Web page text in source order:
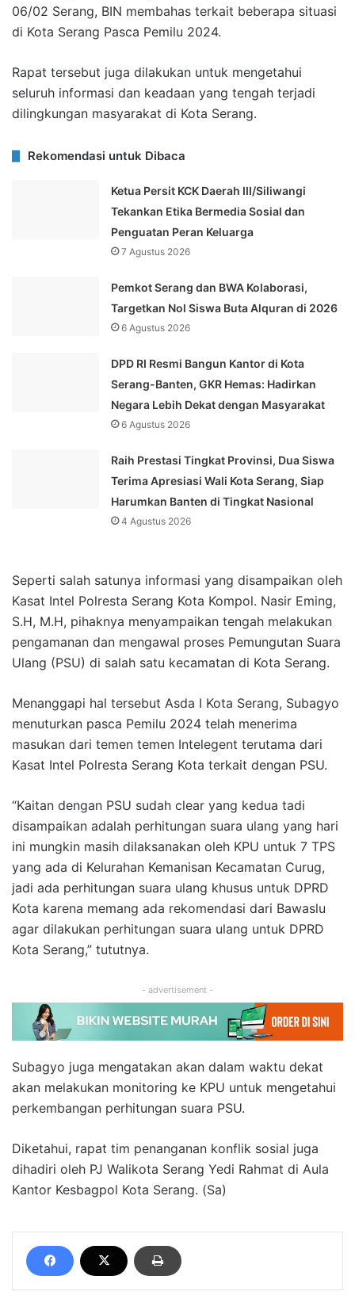
06/02 Serang, BIN membahas terkait beberapa situasi
di Kota Serang Pasca Pemilu 2024.
Rapat tersebut juga dilakukan untuk mengetahui
seluruh informasi dan keadaan yang tengah terjadi
dilingkungan masyarakat di Kota Serang.
Rekomendasi untuk Dibaca
Ketua Persit KCK Daerah III/Siliwangi
Tekankan Etika Bermedia Sosial dan
Penguatan Peran Keluarga
7 Agustus 2026
Pemkot Serang dan BWA Kolaborasi,
Targetkan Nol Siswa Buta Alquran di 2026
6 Agustus 2026
DPD RI Resmi Bangun Kantor di Kota
Serang-Banten, GKR Hemas: Hadirkan
Negara Lebih Dekat dengan Masyarakat
6 Agustus 2026
Raih Prestasi Tingkat Provinsi, Dua Siswa
Terima Apresiasi Wali Kota Serang, Siap
Harumkan Banten di Tingkat Nasional
4 Agustus 2026
Seperti salah satunya informasi yang disampaikan oleh
Kasat Intel Polresta Serang Kota Kompol. Nasir Eming,
S.H, M.H, pihaknya menyampaikan tengah melakukan
pengamanan dan mengawal proses Pemungutan Suara
Ulang (PSU) di salah satu kecamatan di Kota Serang.
Menanggapi hal tersebut Asda I Kota Serang, Subagyo
menuturkan pasca Pemilu 2024 telah menerima
masukan dari temen temen Intelegent terutama dari
Kasat Intel Polresta Serang Kota terkait dengan PSU.
“Kaitan dengan PSU sudah clear yang kedua tadi
disampaikan adalah perhitungan suara ulang yang hari
ini mungkin masih dilaksanakan oleh KPU untuk 7 TPS
yang ada di Kelurahan Kemanisan Kecamatan Curug,
jadi ada perhitungan suara ulang khusus untuk DPRD
Kota karena memang ada rekomendasi dari Bawaslu
agar dilakukan perhitungan suara ulang untuk DPRD
Kota Serang,” tututnya.
- advertisement -
Subagyo juga mengatakan akan dalam waktu dekat
akan melakukan monitoring ke KPU untuk mengetahui
perkembangan perhitungan suara PSU.
Diketahui, rapat tim penanganan konflik sosial juga
dihadiri oleh PJ Walikota Serang Yedi Rahmat di Aula
Kantor Kesbagpol Kota Serang. (Sa)